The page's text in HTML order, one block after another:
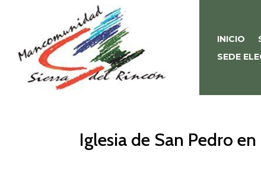
INICIO
SEDE
Iglesia de San Pedro